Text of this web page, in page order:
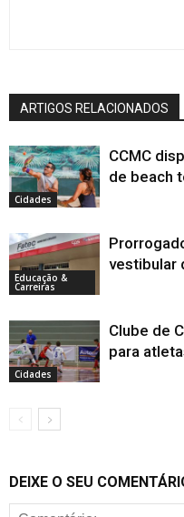
ARTIGOS RELACIONADOS
Cidades
CCMC
de beach
Educação &
Carreiras
vestibular
Cidades
Clube de
para
DEIXE O SEU